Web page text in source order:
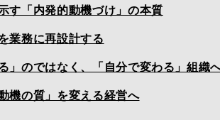
す「内発的動機づけ」の本質
業務に再設計する
」のではなく、「自分で変わる」組織
機の質」を変える経営へ